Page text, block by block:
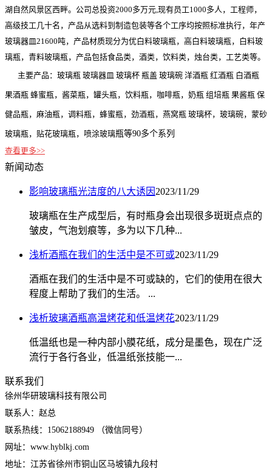
湖自然风景区西畔。公司总投资2000多万元,现有员工1000多人，工程师，
高级技工几十名，产品从选料到制造包装等各个工序均按照标准执行，年产
玻璃器皿21600吨，产品材质现分为优白料玻璃瓶，高白料玻璃瓶，白料玻
璃瓶，青料玻璃瓶，产品包括食品类，酒类，饮料类，烛台类，工艺类等。
主要产品：玻璃瓶 玻璃器皿 玻璃杯 瓶盖 玻璃碗 洋酒瓶 红酒瓶 白酒瓶
果酒瓶 蜂蜜瓶，酱菜瓶，罐头瓶，饮料瓶，咖啡瓶，奶瓶 组培瓶 果酱瓶 保
健品瓶，麻油瓶，调料瓶，蜂蜜瓶，劲酒瓶，燕窝瓶 玻璃杯，玻璃碗，蒙砂
玻璃瓶，贴花玻璃瓶，喷涂玻璃瓶等90多个系列
查看更多>>
新闻动态
影响玻璃瓶光洁度的八大诱因 2023/11/29
玻璃瓶在生产成型后，有时瓶身会出现很多斑斑点点的
皱皮，气泡划痕等，多为以下几种...
浅析酒瓶在我们的生活中是不可或2023/11/29
酒瓶在我们的生活中是不可或缺的，它们的使用在很大
程度上帮助了我们的生活。 ...
浅析玻璃酒瓶高温烤花和低温烤花2023/11/29
低温纸也是一种内部小膜花纸，成分是墨色，现在广泛
流行于各行各业，低温纸张技能一...
联系我们
徐州华研玻璃科技有限公司
联系人：赵总
联系热线：15062188949 （微信同号）
网址：www.hyblkj.com
地址：江苏省徐州市铜山区马坡镇九段村